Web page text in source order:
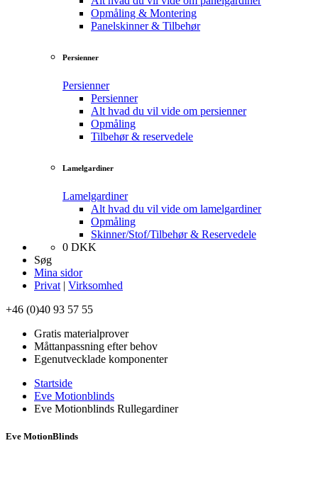
Opmåling & Montering
Panelskinner & Tilbehør
Persienner
Persienner
Persienner
Alt hvad du vil vide om persienner
Opmåling
Tilbehør & reservedele
Lamelgardiner
Lamelgardiner
Alt hvad du vil vide om lamelgardiner
Opmåling
Skinner/Stof/Tilbehør & Reservedele
0 DKK
Søg
Mina sidor
Privat | Virksomhed
+46 (0)40 93 57 55
Gratis materialprover
Måttanpassning efter behov
Egenutvecklade komponenter
Startside
Eve Motionblinds
Eve Motionblinds Rullegardiner
Eve MotionBlinds